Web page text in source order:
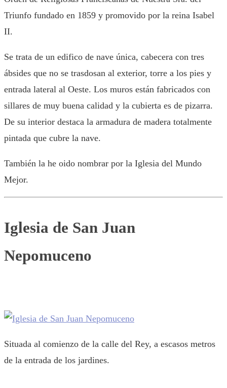
Triunfo fundado en 1859 y promovido por la reina Isabel
II.
Se trata de un edifico de nave única, cabecera con tres
ábsides que no se trasdosan al exterior, torre a los pies y
entrada lateral al Oeste. Los muros están fabricados con
sillares de muy buena calidad y la cubierta es de pizarra.
De su interior destaca la armadura de madera totalmente
pintada que cubre la nave.
También la he oido nombrar por la Iglesia del Mundo
Mejor.
Iglesia de San Juan
Nepomuceno
Situada al comienzo de la calle del Rey, a escasos metros
de la entrada de los jardines.